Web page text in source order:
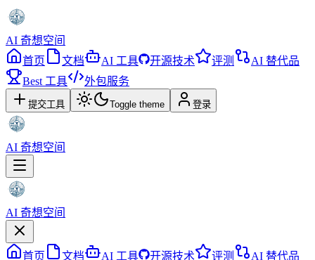
AI 奇想空间
首页
文档 AI 工具 开源技术 评测
AI 替代品
Best 工具
外包服务
提交工具 Toggle theme 登录
AI 奇想空间
AI 奇想空间
首页 文档 AI 工具 开源技术 评测
AI 替代品